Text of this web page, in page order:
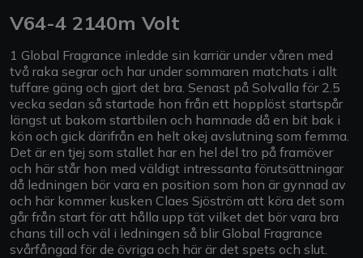
V64-4 2140m Volt
1 Global Fragrance inledde sin karriär under våren med
två raka segrar och har under sommaren matchats i allt
tuffare gäng och gjort det bra. Senast på Solvalla för 2.5
vecka sedan så startade hon från ett hopplöst startspår
längst ut bakom startbilen och hamnade då en bit bak i
kön och gick därifrån en helt okej avslutning som femma.
Det är en tjej som stallet har en hel del tro på framöver
och här står hon med väldigt intressanta förutsättningar
då ledningen bör vara en position som hon är gynnad av
och här kommer kusken Claes Sjöström att köra det som
går från start för att hålla upp tät vilket det bör vara bra
chans till och väl i ledningen så blir Global Fragrance
svårfångad för de övriga och här är det spets och slut.